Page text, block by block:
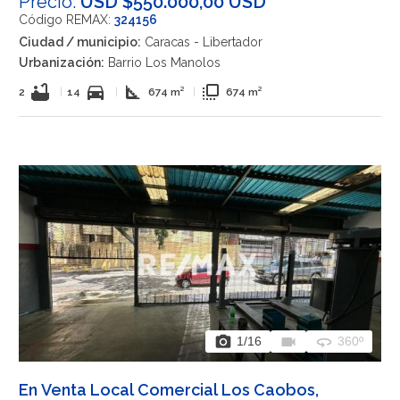
Código REMAX: 324156
Ciudad / municipio: Caracas - Libertador
Urbanización: Barrio Los Manolos
2 bathtub 14 directions_car square_foot 674 m² flip_to_front 674 m²
photo_camera 1/16 videocam 360 360º
En Venta Local Comercial Los Caobos,